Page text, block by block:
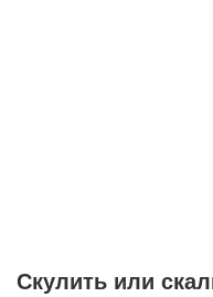
Скулить или